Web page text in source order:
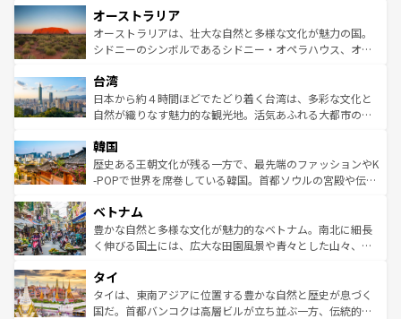
部のニューオーリンズでは、音楽と美食が融合した独特の
文化が魅力。旅行者はアメリカの各地域で異なる魅力を楽
しみながら、その多様性と豊かな歴史を感じることができ
ならではの贅沢な旅のスタイルだ。 なお、新着のアメリカ
情報はコンテンツ一覧を参照してほしい。
ワイ島は見逃せない。また、定番の観光地といえばオアフ
島だが、静かな自然を求めるならマウイ島やカウアイ島が
おすすめ。エメラルドグリーンに輝く海をはじめ、豊かな
れるおもてなしの心で訪れる人々を迎えてくれるハワイの
人々、おいしいローカルフードやハワイアンミュージッ
ク、伝統的なフラダンスなど、すべてがハワイの魅力を彩
ワイを、存分に味わってほしい。 なお、新着のハワイ情報
はコンテンツ一覧を参照してほしい。
オーストラリア
オーストラリアは、壮大な自然と多様な文化が魅力の国。
シドニーのシンボルであるシドニー・オペラハウス、オー
リアリーフや大陸中央部にそびえるウルル（エアーズロッ
ク）、タスマニアの美しい原生林やケアンズの熱帯雨林な
ど、見どころがたくさん。また、カフェやワイン、オージ
いる。アクティビティも充実しており、サーフィンやダイ
ビング、ハイキングなど、アウトドア好きにはたまらな
い。オーストラリアの多彩な魅力を存分に味わいつくそ
参照してほしい。
台湾
日本から約４時間ほどでたどり着く台湾は、多彩な文化と
自然が織りなす魅力的な観光地。活気あふれる大都市の台
ン）、静ひつな山岳地帯である台湾東部など、都市の喧騒
と山間の静けさが共存しており、訪れる人に新しい発見と
驚きをもたらしてくれる。また、奥深い台湾の食文化も魅
容にもいいと評判のスイーツなど、バラエティ豊かな料理
が味わえる。 なお、新着の台湾情報は コンテンツ一覧を参
照してほしい。
韓国
歴史ある王朝文化が残る一方で、最先端のファッションやK
-POPで世界を席巻している韓国。首都ソウルの宮殿や伝統
き、地方に足を延ばせば四季折々の自然美を楽しむことが
できる。そして、キムチや焼肉、絶品のストリートフード
まで、さまざまな韓国料理が待っている。夜には、韓国な
リティに包まれながら、韓国の多彩な魅力を心ゆくまで味
わってみてほしい。 なお、新着の韓国情報はコンテンツ一
覧を参照してほしい。
ベトナム
豊かな自然と多様な文化が魅力的なベトナム。南北に細長
く伸びる国土には、広大な田園風景や青々とした山々、世
急速な発展と共に伝統が息づく。ハノイの古い町並みやホ
ーチミン市のフランス統治時代の建物も、独特の雰囲気を
醸し出している。また、バラエティの豊かさとおいしさで
タイ
タイは、東南アジアに位置する豊かな自然と歴史が息づく
国だ。首都バンコクは高層ビルが立ち並ぶ一方、伝統的な